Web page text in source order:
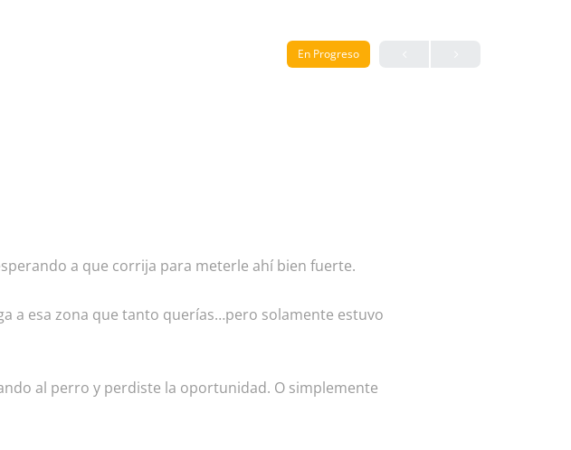
En Progreso
a que corrija para meterle ahí bien fuerte.
a esa zona que tanto querías…pero solamente estuvo
al perro y perdiste la oportunidad. O simplemente